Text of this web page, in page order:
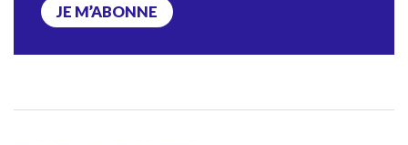
JE M’ABONNE